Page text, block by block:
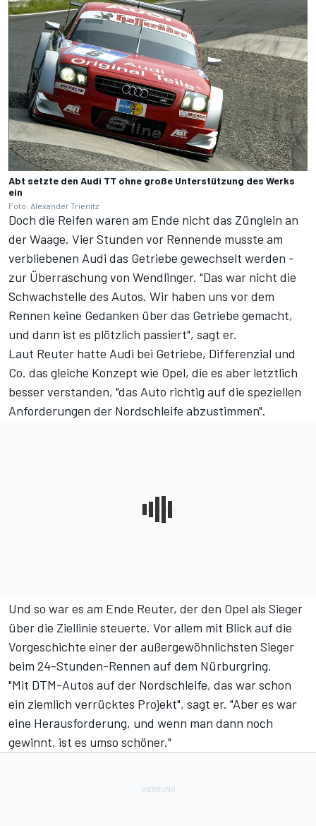
Abt setzte den Audi TT ohne große Unterstützung des Werks
ein
Foto: Alexander Trienitz
Doch die Reifen waren am Ende nicht das Zünglein an
der Waage. Vier Stunden vor Rennende musste am
verbliebenen Audi das Getriebe gewechselt werden -
zur Überraschung von Wendlinger. "Das war nicht die
Schwachstelle des Autos. Wir haben uns vor dem
Rennen keine Gedanken über das Getriebe gemacht,
und dann ist es plötzlich passiert", sagt er.
Laut Reuter hatte Audi bei Getriebe, Differenzial und
Co. das gleiche Konzept wie Opel, die es aber letztlich
besser verstanden, "das Auto richtig auf die speziellen
Anforderungen der Nordschleife abzustimmen".
Und so war es am Ende Reuter, der den Opel als Sieger
über die Ziellinie steuerte. Vor allem mit Blick auf die
Vorgeschichte einer der außergewöhnlichsten Sieger
beim 24-Stunden-Rennen auf dem Nürburgring.
"Mit DTM-Autos auf der Nordschleife, das war schon
ein ziemlich verrücktes Projekt", sagt er. "Aber es war
eine Herausforderung, und wenn man dann noch
gewinnt, ist es umso schöner."
"Das war sicher einer der Höhepunkte meiner Karriere",